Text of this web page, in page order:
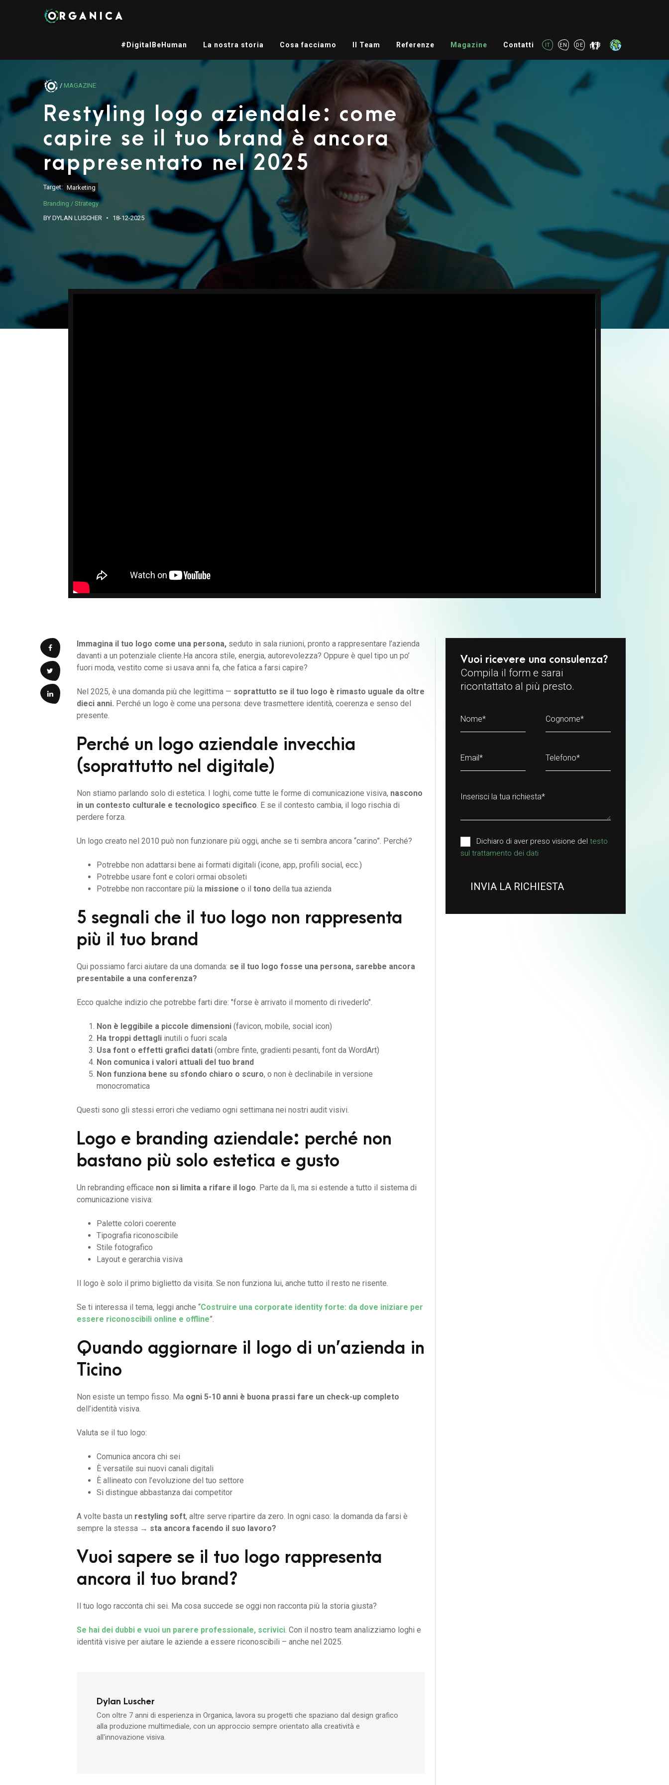
#DigitalBeHuman La nostra storia Cosa facciamo Il Team Referenze Magazine Contatti IT EN DE
/ MAGAZINE
Restyling logo aziendale: come
capire se il tuo brand è ancora
rappresentato nel 2025
Target: Marketing
Branding / Strategy
BY DYLAN LUSCHER
18-12-2025
Immagina il tuo logo come una persona, seduto in sala riunioni, pronto a rappresentare l’azienda
davanti a un potenziale cliente.Ha ancora stile, energia, autorevolezza? Oppure è quel tipo un po’
fuori moda, vestito come si usava anni fa, che fatica a farsi capire?
Nel 2025, è una domanda più che legittima — soprattutto se il tuo logo è rimasto uguale da oltre
dieci anni. Perché un logo è come una persona: deve trasmettere identità, coerenza e senso del
presente.
Perché un logo aziendale invecchia
(soprattutto nel digitale)
Non stiamo parlando solo di estetica. I loghi, come tutte le forme di comunicazione visiva, nascono
in un contesto culturale e tecnologico specifico. E se il contesto cambia, il logo rischia di
perdere forza.
Un logo creato nel 2010 può non funzionare più oggi, anche se ti sembra ancora “carino”. Perché?
Potrebbe non adattarsi bene ai formati digitali (icone, app, profili social, ecc.)
Potrebbe usare font e colori ormai obsoleti
Potrebbe non raccontare più la missione o iltono della tua azienda
5 segnali che il tuo logo non rappresenta
più il tuo brand
Qui possiamo farci aiutare da una domanda: se il tuo logo fosse una persona, sarebbe ancora
presentabile a una conferenza?
Ecco qualche indizio che potrebbe farti dire: "forse è arrivato il momento di rivederlo".
Non è leggibile a piccole dimensioni (favicon, mobile, social icon)
Ha troppi dettagli inutili o fuori scala
Usa font o effetti grafici datati (ombre finte, gradienti pesanti, font da WordArt)
Non comunica i valori attuali del tuo brand
Non funziona bene su sfondo chiaro o scuro, o non è declinabile in versione
monocromatica
Questi sono gli stessi errori che vediamo ogni settimana nei nostri audit visivi.
Logo e branding aziendale: perché non
bastano più solo estetica e gusto
Un rebranding efficace non si limita a rifare il logo. Parte da lì, ma si estende a tutto il sistema di
comunicazione visiva:
Palette colori coerente
Tipografia riconoscibile
Stile fotografico
Layout e gerarchia visiva
Il logo è solo il primo biglietto da visita. Se non funziona lui, anche tutto il resto ne risente.
Se ti interessa il tema, leggi anche “Costruire una corporate identity forte: da dove iniziare per
essere riconoscibili online e offline”.
Quando aggiornare il logo di un’azienda in
Ticino
Non esiste un tempo fisso. Ma ogni 5-10 anni è buona prassi fare un check-up completo
dell’identità visiva.
Valuta se il tuo logo:
Comunica ancora chi sei
È versatile sui nuovi canali digitali
È allineato con l’evoluzione del tuo settore
Si distingue abbastanza dai competitor
A volte basta un restyling soft, altre serve ripartire da zero. In ogni caso: la domanda da farsi è
sempre la stessa → sta ancora facendo il suo lavoro?
Vuoi sapere se il tuo logo rappresenta
ancora il tuo brand?
Il tuo logo racconta chi sei. Ma cosa succede se oggi non racconta più la storia giusta?
Se hai dei dubbi e vuoi un parere professionale, scrivici. Con il nostro team analizziamo loghi e
identità visive per aiutare le aziende a essere riconoscibili – anche nel 2025.
Dylan Luscher
Con oltre 7 anni di esperienza in Organica, lavora su progetti che spaziano dal design grafico
alla produzione multimediale, con un approccio sempre orientato alla creatività e
all'innovazione visiva.
Vuoi ricevere una consulenza?
Compila il form e sarai
ricontattato al più presto.
Nome* Cognome*
Email* Telefono*
Inserisci la tua richiesta*
Dichiaro di aver preso visione del testo
sul trattamento dei dati
INVIA LA RICHIESTA